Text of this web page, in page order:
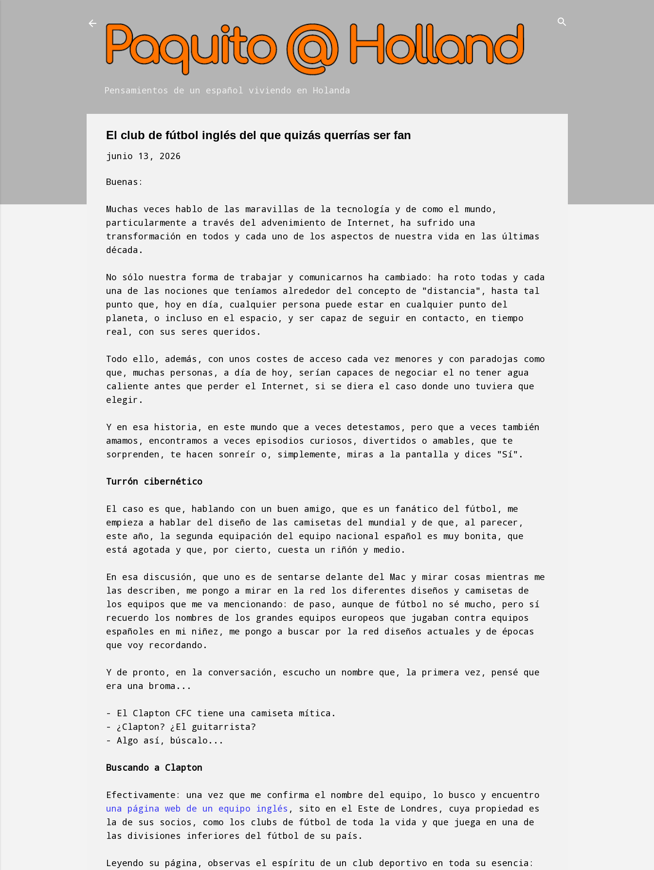
Pensamientos de un español viviendo en Holanda
El club de fútbol inglés del que quizás querrías ser fan
junio 13, 2026
Buenas:
Muchas veces hablo de las maravillas de la tecnología y de como el mundo,
particularmente a través del advenimiento de Internet, ha sufrido una
transformación en todos y cada uno de los aspectos de nuestra vida en las últimas
década.
No sólo nuestra forma de trabajar y comunicarnos ha cambiado: ha roto todas y cada
una de las nociones que teníamos alrededor del concepto de "distancia", hasta tal
punto que, hoy en día, cualquier persona puede estar en cualquier punto del
planeta, o incluso en el espacio, y ser capaz de seguir en contacto, en tiempo
real, con sus seres queridos.
Todo ello, además, con unos costes de acceso cada vez menores y con paradojas como
que, muchas personas, a día de hoy, serían capaces de negociar el no tener agua
caliente antes que perder el Internet, si se diera el caso donde uno tuviera que
elegir.
Y en esa historia, en este mundo que a veces detestamos, pero que a veces también
amamos, encontramos a veces episodios curiosos, divertidos o amables, que te
sorprenden, te hacen sonreír o, simplemente, miras a la pantalla y dices "Sí".
Turrón cibernético
El caso es que, hablando con un buen amigo, que es un fanático del fútbol, me
empieza a hablar del diseño de las camisetas del mundial y de que, al parecer,
este año, la segunda equipación del equipo nacional español es muy bonita, que
está agotada y que, por cierto, cuesta un riñón y medio.
En esa discusión, que uno es de sentarse delante del Mac y mirar cosas mientras me
las describen, me pongo a mirar en la red los diferentes diseños y camisetas de
los equipos que me va mencionando: de paso, aunque de fútbol no sé mucho, pero sí
recuerdo los nombres de los grandes equipos europeos que jugaban contra equipos
españoles en mi niñez, me pongo a buscar por la red diseños actuales y de épocas
que voy recordando.
Y de pronto, en la conversación, escucho un nombre que, la primera vez, pensé que
era una broma...
- El Clapton CFC tiene una camiseta mítica.
- ¿Clapton? ¿El guitarrista?
- Algo así, búscalo...
Buscando a Clapton
Efectivamente: una vez que me confirma el nombre del equipo, lo busco y encuentro
una página web de un equipo inglés , sito en el Este de Londres, cuya propiedad es
la de sus socios, como los clubs de fútbol de toda la vida y que juega en una de
las divisiones inferiores del fútbol de su país.
Leyendo su página, observas el espíritu de un club deportivo en toda su esencia: